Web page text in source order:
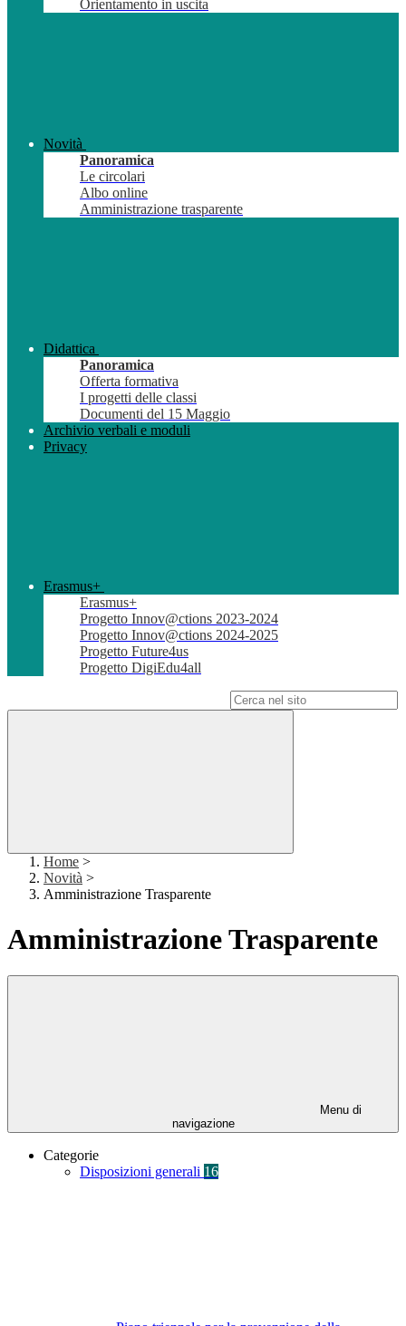
Orientamento in uscita
Novità
Panoramica
Le circolari
Albo online
Amministrazione trasparente
Didattica
Panoramica
Offerta formativa
I progetti delle classi
Documenti del 15 Maggio
Archivio verbali e moduli
Privacy
Erasmus+
Erasmus+
Progetto Innov@ctions 2023-2024
Progetto Innov@ctions 2024-2025
Progetto Future4us
Progetto DigiEdu4all
Home >
Novità >
Amministrazione Trasparente
Amministrazione Trasparente
Menu di
navigazione
Categorie
Disposizioni generali 16